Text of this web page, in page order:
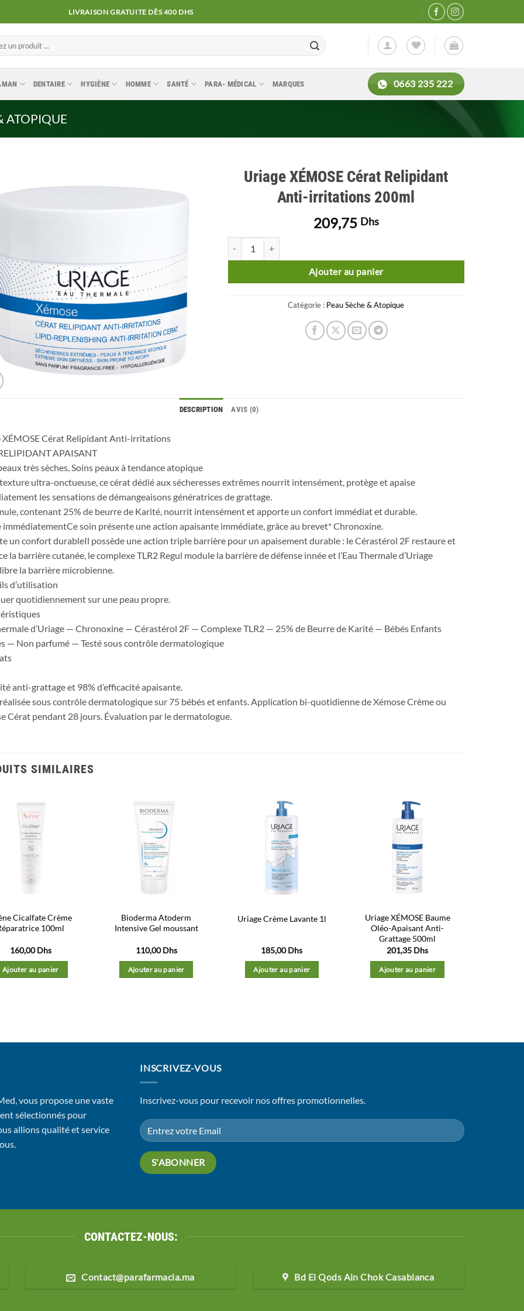
LIVRAISON GRATUITE DÈS 400 DHS
DENTAIRE HYGIÈNE HOMME SANTÉ PARA- MÉDICAL MARQUES 0663 235 222
ATOPIQUE
Uriage XÉMOSE Cérat Relipidant
Anti-irritations 200ml
209,75 Dhs
Ajouter au panier
Catégorie : Peau Sèche & Atopique
DESCRIPTION AVIS (0)
XÉMOSE Cérat Relipidant Anti-irritations
APAISANT
très sèches, Soins peaux à tendance atopique
texture ultra-onctueuse, ce cérat dédié aux sécheresses extrêmes nourrit intensément, protège et apaise
les sensations de démangeaisons génératrices de grattage.
contenant 25% de beurre de Karité, nourrit intensément et apporte un confort immédiat et durable.
immédiatementCe soin présente une action apaisante immédiate, grâce au brevet* Chronoxine.
un confort durableIl possède une action triple barrière pour un apaisement durable : le Cérastérol 2F restaure et
la barrière cutanée, le complexe TLR2 Regul module la barrière de défense innée et l’Eau Thermale d’Uriage
la barrière microbienne.
d’utilisation
quotidiennement sur une peau propre.
d’Uriage — Chronoxine — Cérastérol 2F — Complexe TLR2 — 25% de Beurre de Karité — Bébés Enfants
— Non parfumé — Testé sous contrôle dermatologique
anti-grattage et 98% d’efficacité apaisante.
sous contrôle dermatologique sur 75 bébés et enfants. Application bi-quotidienne de Xémose Crème ou
Cérat pendant 28 jours. Évaluation par le dermatologue.
SIMILAIRES
Cicalfate Crème
100ml
160,00Dhs
Ajouter au panier
Bioderma Atoderm
Intensive Gel moussant
110,00Dhs
Ajouter au panier
Uriage Crème Lavante 1l
185,00Dhs
Ajouter au panier
Uriage XÉMOSE Baume
Oléo-Apaisant Anti-
Grattage 500ml
201,35 Dhs
Ajouter au panier
vous propose une vaste
sélectionnés pour
allions qualité et service
INSCRIVEZ-VOUS
Inscrivez-vous pour recevoir nos offres promotionnelles.
CONTACTEZ-NOUS:
Contact@parafarmacia.ma Bd El Qods Ain Chok Casablanca